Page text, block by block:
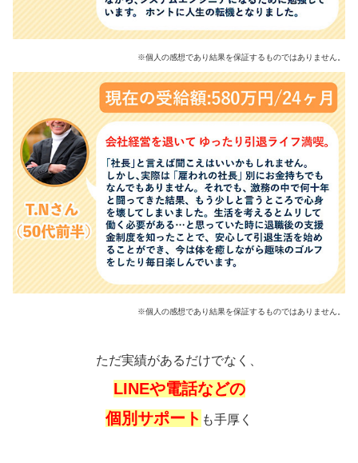
※個人の感想であり結果を保証するものではありません。
※個人の感想であり結果を保証するものではありません。
ただ実績があるだけでなく、
LINEや電話などの
個別サポート も手厚く